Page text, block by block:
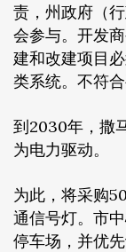
责，州政府（
会参与。开发
建和改建项目
类系统。不符
到2030年，撒
为电力驱动。
为此，将采购
通信号灯。市
停车场，并优先